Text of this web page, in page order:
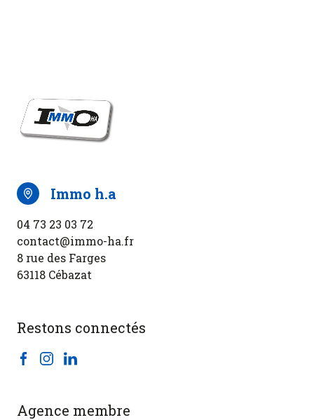
immo h.a
04 73 23 03 72
contact@immo-ha.fr
8 rue des Farges
63118 Cébazat
Restons connectés
Agence membre